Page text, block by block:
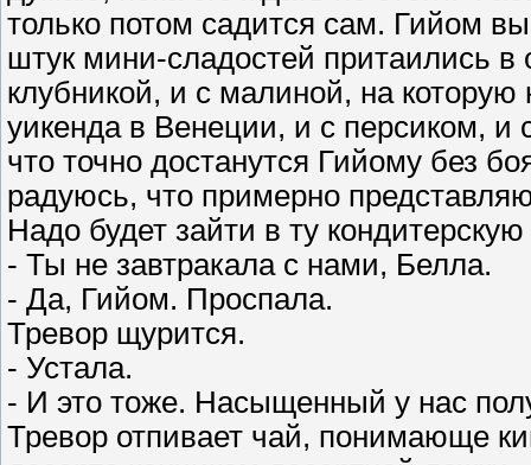
только потом садится сам. Гийом
штук мини-сладостей притаились в
клубникой, и с малиной, на которую
уикенда в Венеции, и с персиком,
что точно достанутся Гийому без
радуюсь, что примерно
Надо будет зайти в ту
- Ты не завтракала с нами, Белла.
- Да, Гийом. Проспала.
Тревор щурится.
- Устала.
- И это тоже. Насыщенный у нас
Тревор отпивает чай, понимающе